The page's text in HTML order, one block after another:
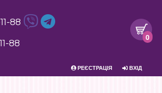
88
88
0
РЕЄСТРАЦІЯ ВХІД